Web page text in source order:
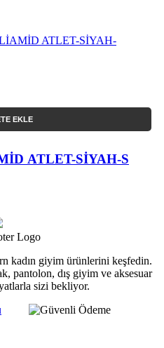
EKLE
ATLET-SİYAH-S
kadın giyim ürünlerini keşfedin.
pantolon, dış giyim ve aksesuar
sizi bekliyor.